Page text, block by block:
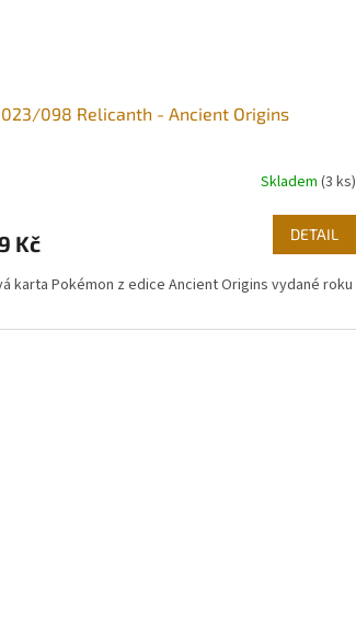
023/098 Relicanth - Ancient Origins
Skladem (3 ks)
Kč DETAIL
karta Pokémon z edice Ancient Origins vydané roku